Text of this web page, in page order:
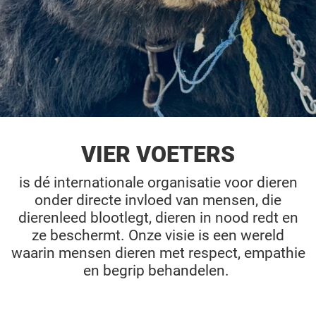
VIER VOETERS
is dé internationale organisatie voor dieren
onder directe invloed van mensen, die
dierenleed blootlegt, dieren in nood redt en
ze beschermt. Onze visie is een wereld
waarin mensen dieren met respect, empathie
en begrip behandelen.